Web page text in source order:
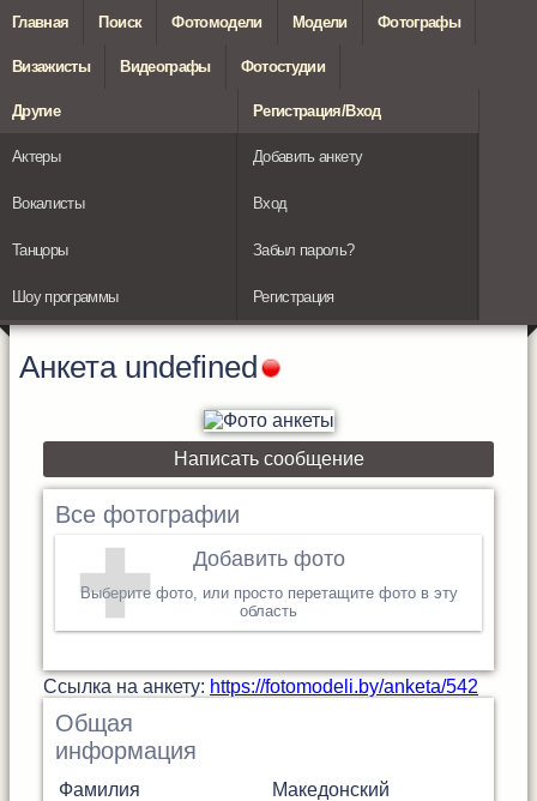
Главная Поиск Фотомодели Модели Фотографы
Визажисты Видеографы Фотостудии
Другие
Актеры
Вокалисты
Танцоры
Шоу программы
Регистрация/Вход
Добавить анкету
Вход
Забыл пароль?
Регистрация
Анкета undefined
Написать сообщение
Все фотографии
Добавить фото
Выберите фото, или просто перетащите фото в эту
область
Cсылка на анкету: https://fotomodeli.by/anketa/542
Общая
информация
Фамилия
Македонский